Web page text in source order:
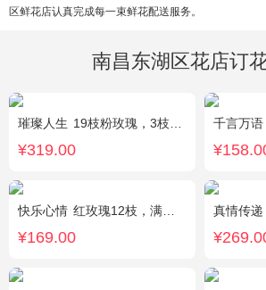
区鲜花店认真完成每一束鲜花配送服务。
南昌东湖区花店订
璀璨人生 19枝粉玫瑰，3枝向日葵，绿叶搭配
¥319.00
千言万语
快乐心情 红玫瑰12枝，满天星、绿叶丰满
¥169.00
真情传递